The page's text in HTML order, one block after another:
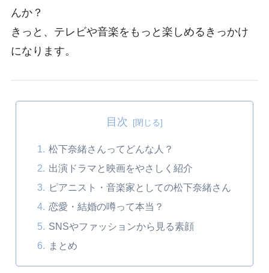
んか？
きっと、テレビや音楽をもっと楽しめるきっかけ
になります。
目次
松下奈緒さんってどんな人？
出演ドラマと映画をやさしく紹介
ピアニスト・音楽家としての松下奈緒さん
恋愛・結婚の噂って本当？
SNSやファッションから見る素顔
まとめ